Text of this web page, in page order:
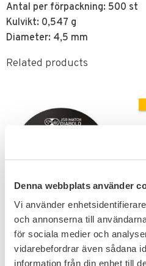
Denna webbplats använder
Vi använder
och annonserna till
för sociala medier och
vidarebefordrar även sådana
information från din enhet till
Antal per förpackning: 500 st
Kulvikt: 0,547 g
Diameter: 4,5 mm
Related products
Add to favorites
JSB Exact Test 7x50st
4,5mm